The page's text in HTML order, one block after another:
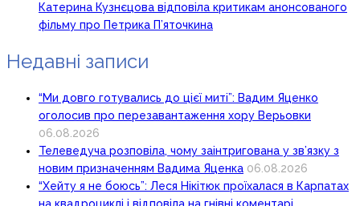
Катерина Кузнєцова відповіла критикам анонсованого
фільму про Петрика П’яточкина
Недавні записи
“Ми довго готувались до цієї миті”: Вадим Яценко
оголосив про перезавантаження хору Верьовки
06.08.2026
Телеведуча розповіла, чому заінтригована у зв’язку з
новим призначенням Вадима Яценка 06.08.2026
“Хейту я не боюсь”: Леся Нікітюк проїхалася в Карпатах